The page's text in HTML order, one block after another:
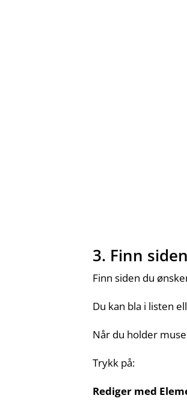
3. Finn
Finn siden du
Du kan bla i listen
Når du holder
Trykk på:
Rediger med